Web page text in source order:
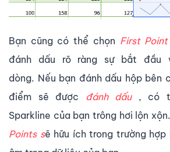
Bạn cũng có thể chọn First Point
đánh dấu rõ ràng sự bắt đầu
dòng. Nếu bạn đánh dấu hộp bên
điểm sẽ được
đánh dấu, có
Sparkline của bạn trông hơi lộn
Points sẽ hữu ích trong trường